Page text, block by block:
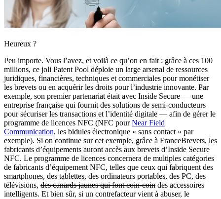
Heureux ?
Peu importe. Vous l’avez, et voilà ce qu’on en fait : grâce à ces 100
millions, ce joli Patent Pool déploie un large arsenal de ressources
juridiques, financières, techniques et commerciales pour monétiser
les brevets ou en acquérir les droits pour l’industrie innovante. Par
exemple, son premier partenariat était avec Inside Secure — une
entreprise française qui fournit des solutions de semi-conducteurs
pour sécuriser les transactions et l’identité digitale — afin de gérer le
programme de licences NFC (NFC pourNear Field
Communication, les bidules électronique « sans contact » par
exemple). Si on continue sur cet exemple, grâce à FranceBrevets, les
fabricants d’équipements auront accès aux brevets d’Inside Secure
NFC. Le programme de licences concernera de multiples catégories
de fabricants d’équipement NFC, telles que ceux qui fabriquent des
smartphones, des tablettes, des ordinateurs portables, des PC, des
télévisions, des canards jaunes qui font coin-coin des accessoires
intelligents. Et bien sûr, si un contrefacteur vient à abuser, le